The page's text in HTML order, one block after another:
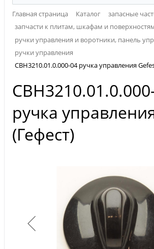
Главная страница Каталог
запасные
запчасти к плитам, шкафам и
ручки управления и воротники, панель
ручки управления
СВН3210.01.0.000-04 ручка управления
ручка
(Гефест)